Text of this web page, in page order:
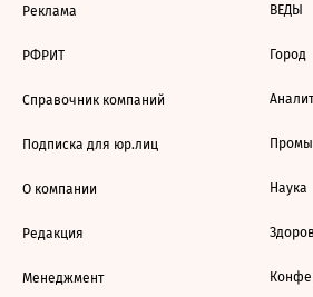
Реклама
РФРИТ
Справочник компаний
Подписка для юр.лиц
О компании
Редакция
Менеджмент
ВЕДЫ
Город
Наука